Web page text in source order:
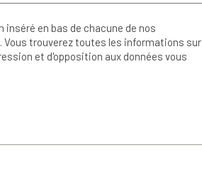
en bas de chacune de nos
trouverez toutes les informations sur
et d'opposition aux données vous